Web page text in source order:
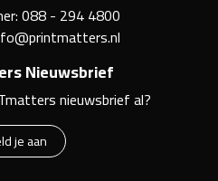
088 - 294 4800
Nieuwsbrief
nieuwsbrief al?
je aan